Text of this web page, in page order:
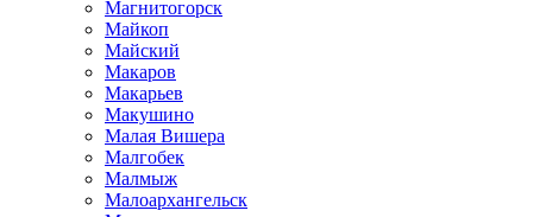
Магнитогорск
Майкоп
Майский
Макаров
Макарьев
Макушино
Малая Вишера
Малгобек
Малмыж
Малоархангельск